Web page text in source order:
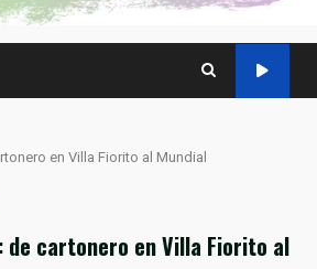
en Villa Fiorito al Mundial
de cartonero en Villa Fiorito al